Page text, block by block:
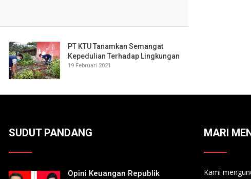
PT KTU Tanamkan Semangat
Kepedulian Terhadap Lingkungan
19 Februari 2021
SUDUT PANDANG
Opini Keuangan Republik
MARI
Kami